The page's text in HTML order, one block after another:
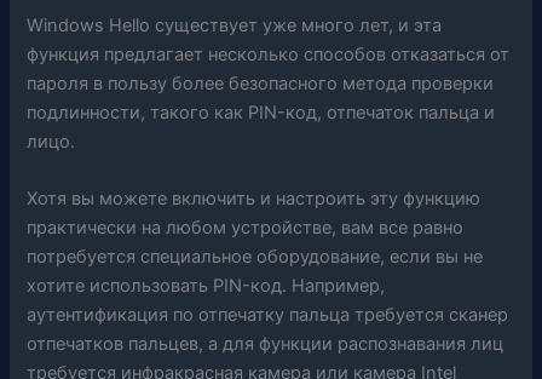
Windows Hello существует уже много лет, и эта
функция предлагает несколько способов отказаться от
пароля в пользу более безопасного метода проверки
подлинности, такого как PIN-код, отпечаток пальца и
лицо.
Хотя вы можете включить и настроить эту функцию
практически на любом устройстве, вам все равно
потребуется специальное оборудование, если вы не
хотите использовать PIN-код. Например,
аутентификация по отпечатку пальца требуется сканер
отпечатков пальцев, а для функции распознавания лиц
требуется инфракрасная камера или камера Intel